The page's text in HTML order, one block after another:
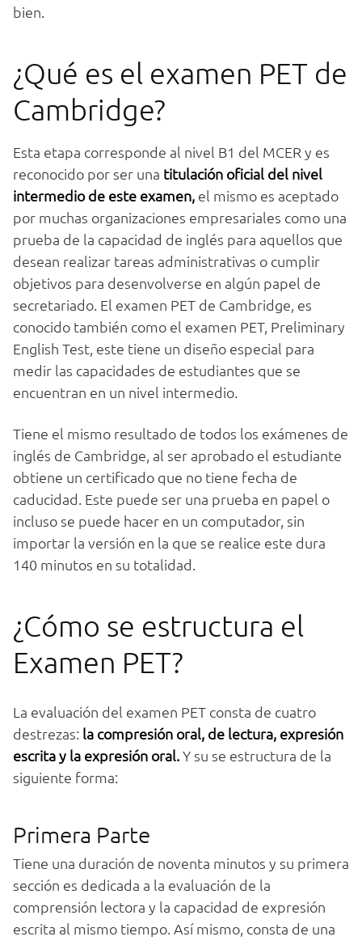
bien.
¿Qué es el examen PET de
Cambridge?
Esta etapa corresponde al nivel B1 del MCER y es
reconocido por ser una titulación oficial del nivel
intermedio de este examen, el mismo es aceptado
por muchas organizaciones empresariales como una
prueba de la capacidad de inglés para aquellos que
desean realizar tareas administrativas o cumplir
objetivos para desenvolverse en algún papel de
secretariado. El examen PET de Cambridge, es
conocido también como el examen PET, Preliminary
English Test, este tiene un diseño especial para
medir las capacidades de estudiantes que se
encuentran en un nivel intermedio.
Tiene el mismo resultado de todos los exámenes de
inglés de Cambridge, al ser aprobado el estudiante
obtiene un certificado que no tiene fecha de
caducidad. Este puede ser una prueba en papel o
incluso se puede hacer en un computador, sin
importar la versión en la que se realice este dura
140 minutos en su totalidad.
¿Cómo se estructura el
Examen PET?
La evaluación del examen PET consta de cuatro
destrezas: la compresión oral, de lectura, expresión
escrita y la expresión oral.Y su se estructura de la
siguiente forma:
Primera Parte
Tiene una duración de noventa minutos y su primera
sección es dedicada a la evaluación de la
comprensión lectora y la capacidad de expresión
escrita al mismo tiempo. Así mismo, consta de una